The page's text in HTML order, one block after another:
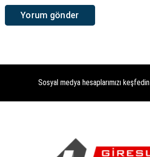
Sosyal medya hesaplarımızı keşfedin